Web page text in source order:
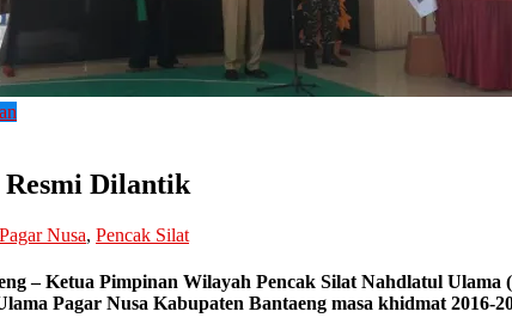
Resmi Dilantik
Pagar Nusa, Pencak Silat
– Ketua Pimpinan Wilayah Pencak Silat Nahdlatul
Pagar Nusa Kabupaten Bantaeng masa khidmat